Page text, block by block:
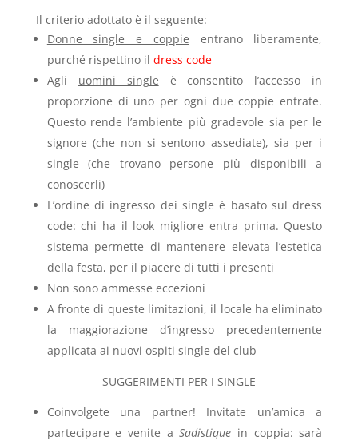
Il criterio adottato è il seguente:
Donne single e coppie entrano liberamente,
purché rispettino il dress code
Agli uomini single è consentito l’accesso in
proporzione di uno per ogni due coppie entrate.
Questo rende l’ambiente più gradevole sia per le
signore (che non si sentono assediate), sia per i
single (che trovano persone più disponibili a
conoscerli)
L’ordine di ingresso dei single è basato sul dress
code: chi ha il look migliore entra prima. Questo
sistema permette di mantenere elevata l’estetica
della festa, per il piacere di tutti i presenti
Non sono ammesse eccezioni
A fronte di queste limitazioni, il locale ha eliminato
la maggiorazione d’ingresso precedentemente
applicata ai nuovi ospiti single del club
SUGGERIMENTI PER I SINGLE
Coinvolgete una partner! Invitate un’amica a
partecipare e venite aSadistique in coppia: sarà